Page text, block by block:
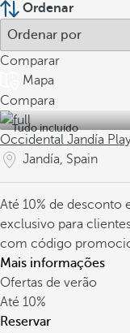
Ordenar
Comparar
Mapa
Compara
Tudo incluído
Occidental Jandía
Jandía, Spain
Até 10% de desconto
exclusivo para
com código
Mais informações
Ofertas de verão
Até 10%
Reservar